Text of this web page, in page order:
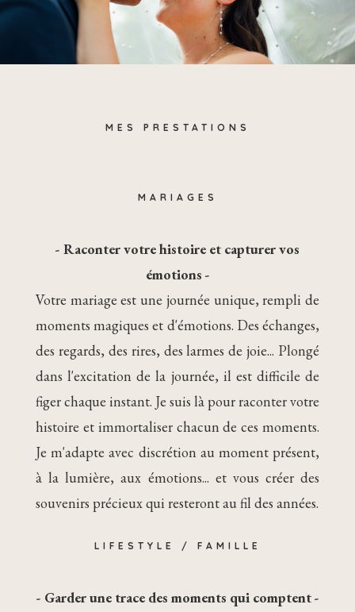
MES PRESTATIONS
MARIAGES
- Raconter votre histoire et capturer vos
émotions -
Votre mariage est une journée unique, rempli de
moments magiques et d'émotions. Des échanges,
des regards, des rires, des larmes de joie... Plongé
dans l'excitation de la journée, il est difficile de
figer chaque instant. Je suis là pour raconter votre
histoire et immortaliser chacun de ces moments.
Je m'adapte avec discrétion au moment présent,
à la lumière, aux émotions... et vous créer des
souvenirs précieux qui resteront au fil des années.
LIFESTYLE / FAMILLE
- Garder une trace des moments qui comptent -